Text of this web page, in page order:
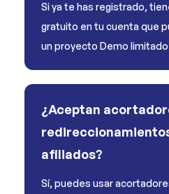
Si ya te has registrado,
gratuito en tu cuenta que
un proyecto Demo limitado
¿Aceptan
afiliados?
Sí, puedes usar